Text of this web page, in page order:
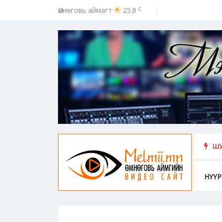
Өмнөговь аймагт 25.8 c
урьдчилан сэргийлэх, хамгаалахад хүн бүрийн оролцоо идэвх
НҮҮР